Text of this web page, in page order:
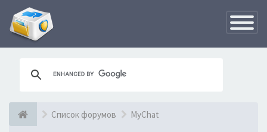
Список форумов MyChat